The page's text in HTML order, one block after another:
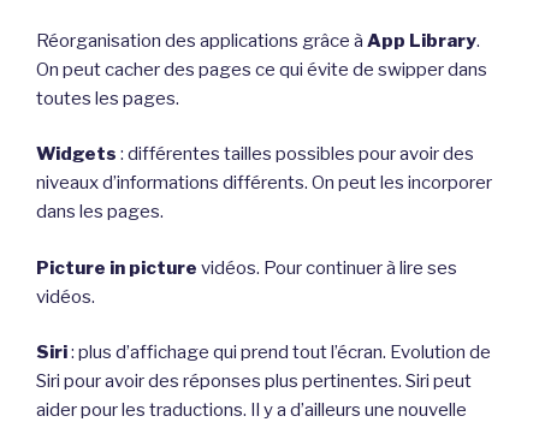
Réorganisation des applications grâce à App Library.
On peut cacher des pages ce qui évite de swipper dans
toutes les pages.
Widgets : différentes tailles possibles pour avoir des
niveaux d’informations différents. On peut les incorporer
dans les pages.
Picture in picture vidéos. Pour continuer à lire ses
vidéos.
Siri: plus d’affichage qui prend tout l’écran. Evolution de
Siri pour avoir des réponses plus pertinentes. Siri peut
aider pour les traductions. Il y a d’ailleurs une nouvelle